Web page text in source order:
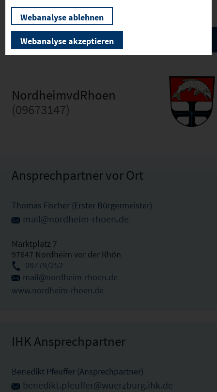
NordheimvdRhoen
(09673147)
Ansprechpartner vor Ort
Thomas Fischer (Erster Bürgermeister)
mail@nordheim-rhoen.de
Marktplatz 7
97647 Nordheim vor der Rhön
09779/252
mail@nordheim-rhoen.de
www.nordheim-rhoen.de
IHK Ansprechpartner
Benedikt Pfeuffer (Ansprechpartner)
benedikt.pfeuffer@wuerzburg.ihk.de
Webanalyse ablehnen
Webanalyse akzeptieren